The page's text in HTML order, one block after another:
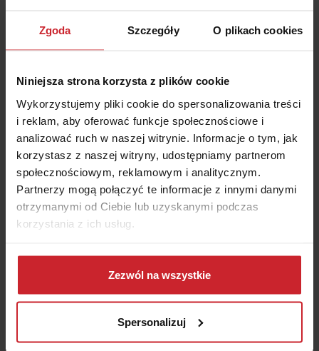
Zgoda Szczegóły O plikach cookies
Niniejsza strona korzysta z plików cookie
Wykorzystujemy pliki cookie do spersonalizowania treści
i reklam, aby oferować funkcje społecznościowe i
analizować ruch w naszej witrynie. Informacje o tym, jak
korzystasz z naszej witryny, udostępniamy partnerom
społecznościowym, reklamowym i analitycznym.
Partnerzy mogą połączyć te informacje z innymi danymi
otrzymanymi od Ciebie lub uzyskanymi podczas
korzystania z ich usług.
Dowiedz się więcej na temat tego, kim jesteśmy, jak
można się z nami skontaktować i w jaki sposób
przetwarzamy dane osobowe w ramachPolityki
Zezwól na wszystkie
Spersonalizuj
Data urodzenia właściciela pojazdu
AkceptujęRegulamin świadczenia usług drogą
elektroniczną i zawierania umów na odległość oraz
Informacjeo multiagencie i administratorze danych.